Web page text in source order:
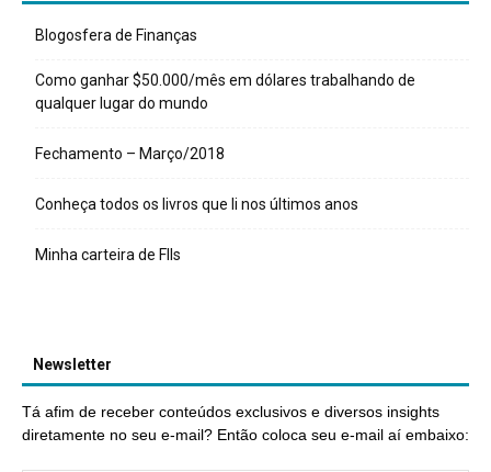
Blogosfera de Finanças
Como ganhar $50.000/mês em dólares trabalhando de
qualquer lugar do mundo
Fechamento – Março/2018
Conheça todos os livros que li nos últimos anos
Minha carteira de FIIs
Newsletter
Tá afim de receber conteúdos exclusivos e diversos insights
diretamente no seu e-mail? Então coloca seu e-mail aí embaixo: